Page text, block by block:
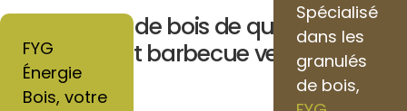
Granulés de bois de qualité pour
chauffage et barbecue vers Cinqueux
FYG
Énergie
Bois, votre
Spécialisé
dans les
granulés
de bois,